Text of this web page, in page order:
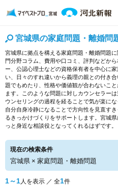
宮城県の家庭問題・離婚問
宮城県に拠点を構える家庭問題・離婚問題
門分野コラム、費用や口コミ、評判などか
ー、公認心理士などの資格保有者を中心に
い、日々のすれ違いから義理の親との付き
題でもめたり、性格や価値観が合わないこ
ます。このような問題に対しカウンセラー
ウンセリングの過程を経ることで気が楽に
自分自身冷静になることで方向性を見直す
るきっかけづくりをサポートします。宮城
っと身近な相談役となってくれるはずです。
現在の検索条件
宮城県 × 家庭問題・離婚問題
1～1人を表示 ／ 全1件